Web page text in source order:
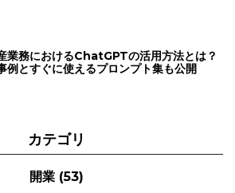
業務におけるChatGPTの活用方法とは？
例とすぐに使えるプロンプト集も公開
カテゴリ
開業 (53)